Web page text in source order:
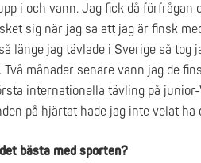
i och vann. Jag fick då
sig när jag sa att jag är finsk
länge jag tävlade i Sverige så tog
månader senare vann jag de
internationella tävling på
på hjärtat hade jag inte velat ha
bästa med sporten?